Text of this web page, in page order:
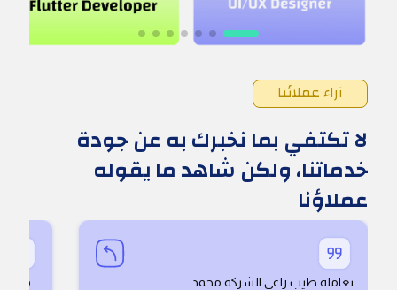
آراء عملائنا
لا تكتفي بما نخبرك به عن جودة
خدماتنا، ولكن شاهد ما يقوله
عملاؤنا
تعامله طيب راعي الشركه محمد keep